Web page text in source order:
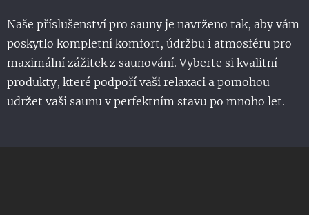
Naše příslušenství pro sauny je navrženo tak, aby vám
poskytlo kompletní komfort, údržbu i atmosféru pro
maximální zážitek z saunování. Vyberte si kvalitní
produkty, které podpoří vaši relaxaci a pomohou
udržet vaši saunu v perfektním stavu po mnoho let.